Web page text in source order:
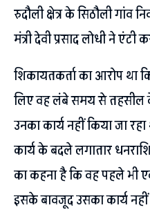
रुदौली क्षेत्र के सिठौली गांव
मंत्री देवी प्रसाद लोधी ने
शिकायतकर्ता का आरोप था
लिए वह लंबे समय से तहसील
उनका कार्य नहीं किया जा
कार्य के बदले लगातार
का कहना है कि वह पहले भी
इसके बावजूद उसका कार्य